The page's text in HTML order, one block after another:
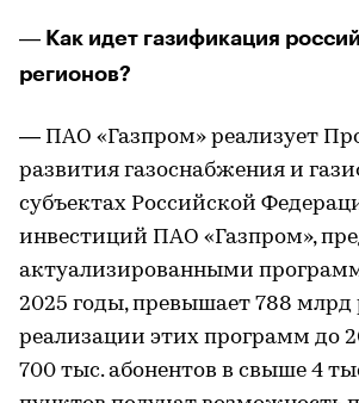
— Как идет газификация
регионов?
— ПАО «Газпром» реализует
развития газоснабжения и
субъектах Российской
инвестиций ПАО «Газпром»,
актуализированными
2025 годы, превышает 788 млрд
реализации этих программ до
700 тыс. абонентов в свыше 4